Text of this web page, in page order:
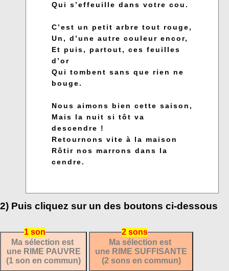
Qui s’effeuille dans votre cou.
C’est un petit arbre tout rouge,
Un, d’une autre couleur encor,
Et puis, partout, ces feuilles
d’or
Qui tombent sans que rien ne
bouge.
Nous aimons bien cette saison,
Mais la nuit si tôt va
descendre !
Retournons vite à la maison
Rôtir nos marrons dans la
cendre.
2) Puis cliquez sur un des boutons ci-dessous
Ma sélection est
une RIME PAUVRE
(1 son en commun)
Ma sélection est
une RIME SUFFISANTE
(2 sons en commun)